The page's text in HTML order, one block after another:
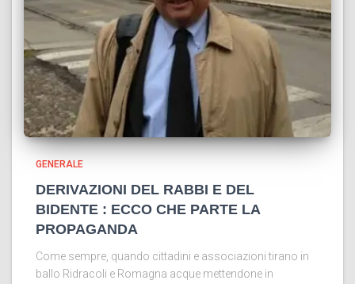
GENERALE
DERIVAZIONI DEL RABBI E DEL
BIDENTE : ECCO CHE PARTE LA
PROPAGANDA
Come sempre, quando cittadini e associazioni tirano in
ballo Ridracoli e Romagna acque mettendone in